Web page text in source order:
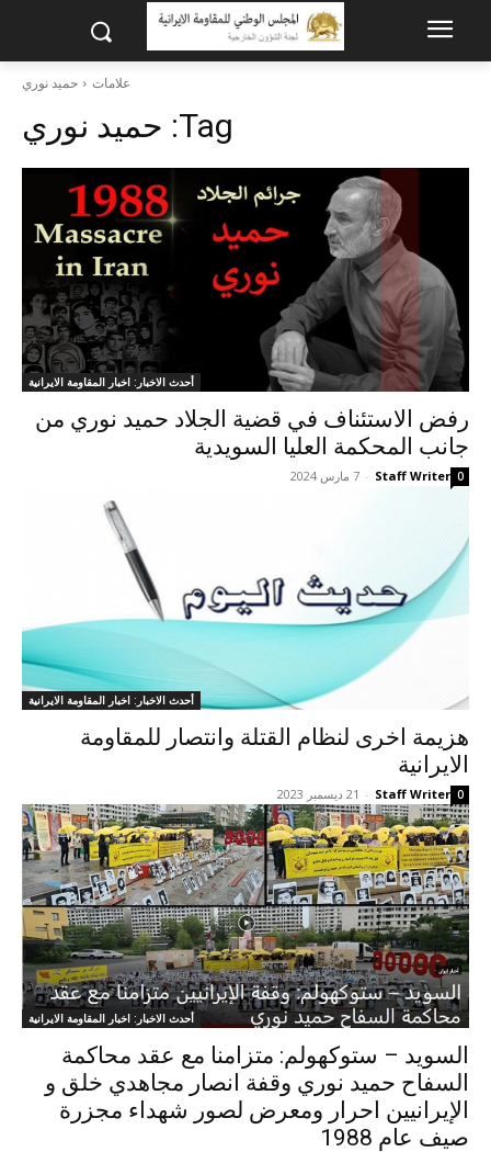
علامات حمید نوري
Tag: حمید نوري
أحدث الاخبار: اخبار المقاومة الايرانية
رفض الاستئناف في قضية الجلاد حميد نوري من
جانب المحكمة العليا السويدية
Staff Writer
- 7 مارس 2024 0
أحدث الاخبار: اخبار المقاومة الايرانية
هزیمة اخری لنظام القتلة وانتصار للمقاومة
الایرانیة
Staff Writer
- 21 ديسمبر 2023 0
أحدث الاخبار: اخبار المقاومة الايرانية
السويد – ستوكهولم: متزامنا مع عقد محاكمة
السفاح حميد نوري وقفة انصار مجاهدي خلق و
الإيرانيين احرار ومعرض لصور شهداء مجزرة
صيف عام 1988